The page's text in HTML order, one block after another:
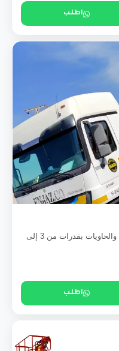
اطلب
سطحات ونش لنقل المعدات والمركبات والحاويات بقدرات من 3 إلى
اطلب